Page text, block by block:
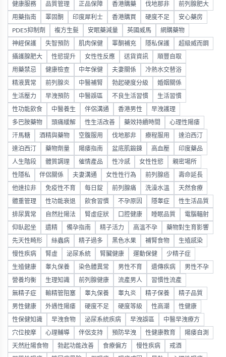
健康服務 品質管理 正品保障 香港購藥 伐地那非 前列腺肥大
用藥指南 睪固酮 印度犀利士 香港購買 硬度不足 安心藥房
PDE5抑制劑 複方生髮 安眠藥減量 英國威馬 網購藥物
神經保護 失智預防 肌肉保健 睪酮補充 隱私保護 超級威而鋼
攝護腺肥大 性慾提升 女性性反應 送貨資訊 順豐自取
用藥禁忌 健康檢查 中年保健 夫妻關係 冷熱水交替浴
精液異常 前列腺炎 中醫補腎 勃起硬度分級 婚姻關係
生活壓力 早洩預防 中醫誤區 不良生活習慣 生活習慣
性功能飲食 中醫養生 伴侶溝通 香港男性 早洩護理
多巴胺藥物 頭痛緩解 性生活改善 藥效持續時間 心理性陽痿
汗馬糖 酒精與藥物 空腹服用 伐地那非 療程服用 達泊西汀
達泊西汀 藥物劑量 陽痿指南 盆底肌鍛鍊 高血壓 印度藥品
人生階段 體質調理 催情產品 性冷感 女性性慾 親密場所
性隱私 伴侶關係 夫妻溝通 女性性行為 前列腺癌 壽命延長
他達拉非 免疫性不育 每日錠 前列腺痛 洗澡水溫 天然食療
體重管理 性功能衰退 飲食習慣 不孕原因 隱睾症 性生活品質
排尿異常 自然壯陽法 腎虛症狀 口腔健康 睡眠品質 電腦輻射
仰臥起坐 遺精 備孕指南 精子活力 高溫不孕 藥物對生育影響
先天性畸形 絲蟲病 精子過多 黑色水果 補腎食物 生殖感染
慢性疾病 腎虛 泌尿系統 腎臟健康 運動保健 少精子症
生殖健康 睾丸保養 染色體異常 男性不育 遺傳疾病 男性不孕
營養均衡 生理知識 前列腺健康 流產男人 習慣性流產
無精子症 輸精管阻塞 睾丸保養 睾丸炎 精子保養 精子品質
男性健康 外遇性陽痿 硬度不足 硬度等級 性高潮 性健康
性保健知識 早洩食物 泌尿系統疾病 早洩誤區 中醫早洩療方
穴位按摩 心理輔導 伴侶支持 預防早洩 性健康教育 陽痿自測
天然壯陽食物 勃起功能改善 食療偏方 慢性疾病 戒酒